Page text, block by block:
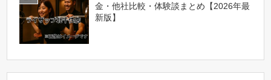
金・他社比較・体験談まとめ【2026年最
新版】